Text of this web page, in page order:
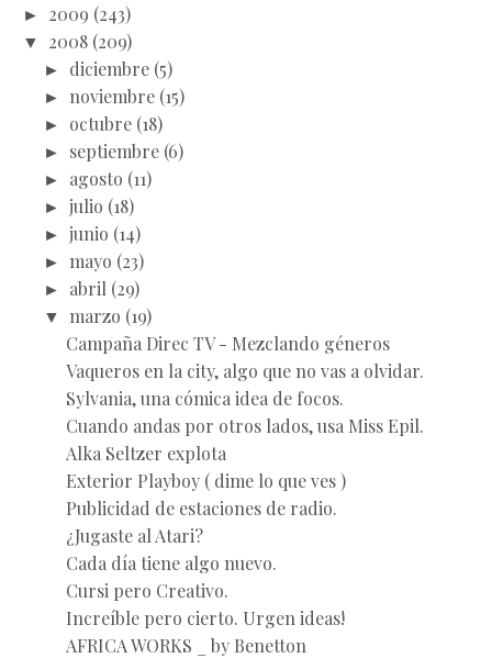
► 2009 (243)
▼ 2008 (209)
► diciembre (5)
► noviembre (15)
► octubre (18)
► septiembre (6)
► agosto (11)
► julio (18)
► junio (14)
► mayo (23)
► abril (29)
▼ marzo (19)
Campaña Direc TV - Mezclando géneros
Vaqueros en la city, algo que no vas a olvidar.
Sylvania, una cómica idea de focos.
Cuando andas por otros lados, usa Miss Epil.
Alka Seltzer explota
Exterior Playboy ( dime lo que ves )
Publicidad de estaciones de radio.
¿Jugaste al Atari?
Cada día tiene algo nuevo.
Cursi pero Creativo.
Increíble pero cierto. Urgen ideas!
AFRICA WORKS _ by Benetton